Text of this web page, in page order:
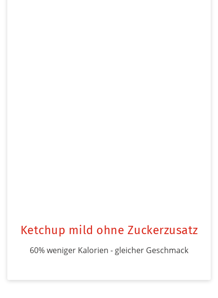
Ketchup mild ohne Zuckerzusatz
60% weniger Kalorien - gleicher Geschmack